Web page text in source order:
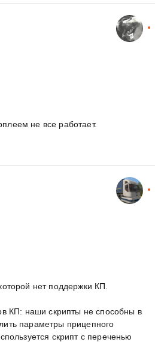
не все работает.
нет поддержки КП.
КП: наши скрипты не способны в
параметры прицепного
скрипт с переченью